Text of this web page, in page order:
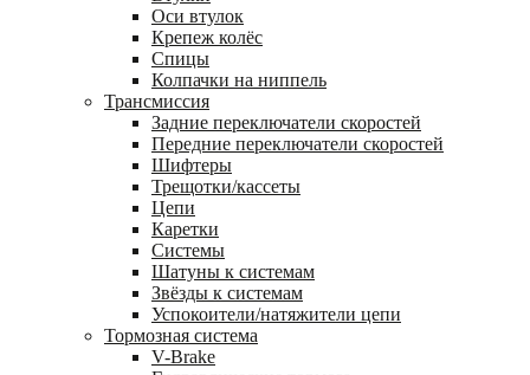
Оси втулок
Крепеж колёс
Спицы
Колпачки на ниппель
Трансмиссия
Задние переключатели скоростей
Передние переключатели скоростей
Шифтеры
Трещотки/кассеты
Цепи
Каретки
Системы
Шатуны к системам
Звёзды к системам
Успокоители/натяжители цепи
Тормозная система
V-Brake